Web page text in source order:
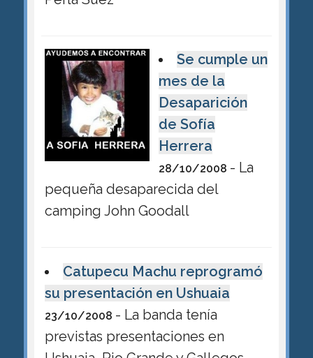
Se cumple un
mes de la
Desaparición
de Sofía
Herrera
28/10/2008 - La
pequeña desaparecida del
camping John Goodall
Catupecu Machu reprogramó
su presentación en Ushuaia
23/10/2008 - La banda tenía
previstas presentaciones en